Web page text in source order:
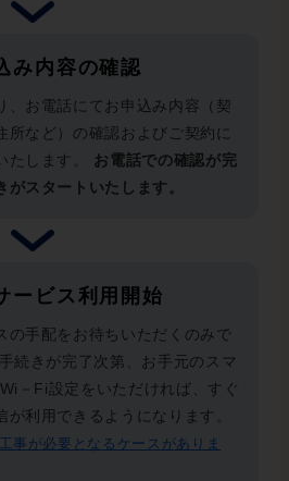
み内容の確認
、お電話にてお申込み内容（契
所など）の確認およびご契約に
たします。 お電話での確認が完
スタートいたします。
ービス利用開始
の手配をお待ちいただくのみで
続きが完了次第、お手元のスマ
－Fi設定をいただければ、すぐ
が利用できるようになります。
事が必要となるケースがありま